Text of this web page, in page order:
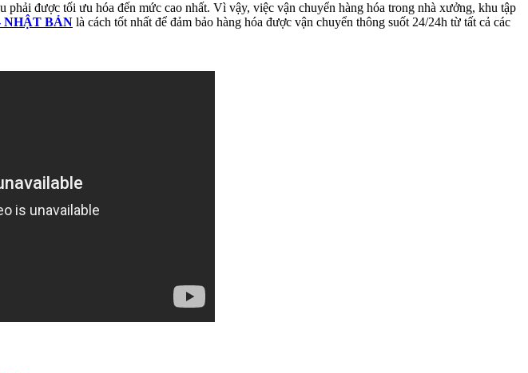
được tối ưu hóa đến mức cao nhất. Vì vậy, việc vận chuyển hàng hóa trong nhà xưởng, khu tập
NHẬT BẢN là cách tốt nhất để đảm bảo hàng hóa được vận chuyển thông suốt 24/24h từ tất cả các